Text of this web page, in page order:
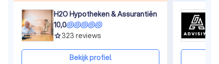
H2O Hypotheken & Assurantiën
10,0
grade323 reviews
Bekijk profiel